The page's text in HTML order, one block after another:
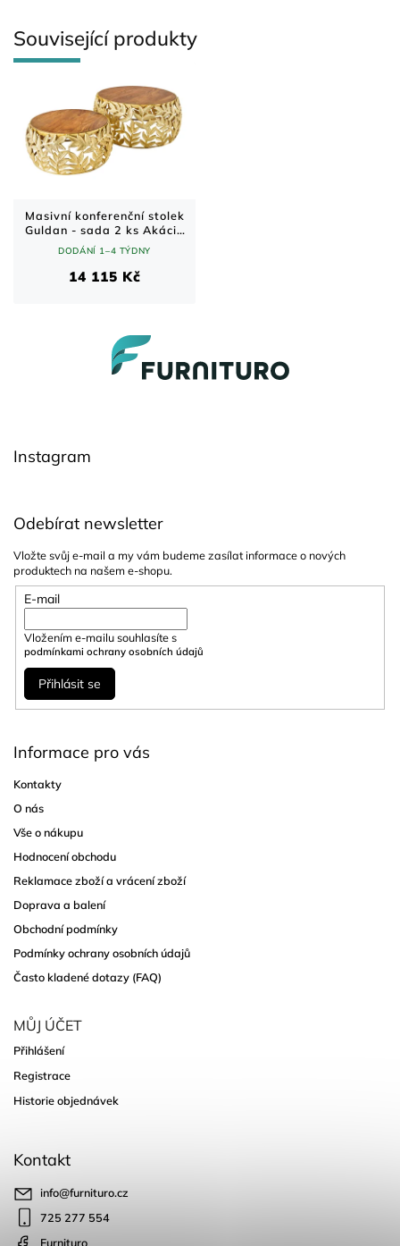
Související produkty
Masivní konferenční stolek
Guldan - sada 2 ks Akácie
70x70 cm
DODÁNÍ 1–4 TÝDNY
14 115 Kč
Instagram
Odebírat newsletter
Vložte svůj e-mail a my vám budeme zasílat informace o nových
produktech na našem e-shopu.
E-mail
Vložením e-mailu souhlasíte s
podmínkami ochrany osobních údajů
Přihlásit se
Informace pro vás
Kontakty
O nás
Vše o nákupu
Hodnocení obchodu
Reklamace zboží a vrácení zboží
Doprava a balení
Obchodní podmínky
Podmínky ochrany osobních údajů
Často kladené dotazy (FAQ)
MŮJ ÚČET
Přihlášení
Registrace
Historie objednávek
Kontakt
info@furnituro.cz
725 277 554
Furnituro